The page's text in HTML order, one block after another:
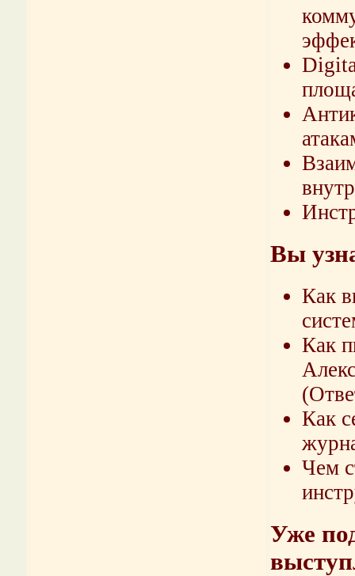
Вы
Как
Как
Как
Чем
Уже